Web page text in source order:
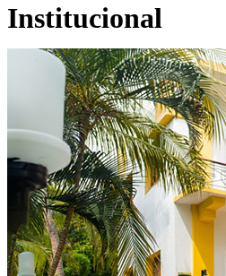
Institucional